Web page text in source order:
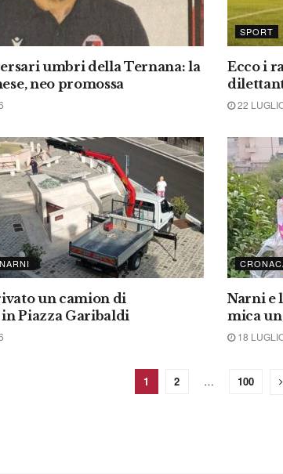
umbri della Ternana: la
neo promossa
SPORT
Ecco i
22
un camion di
in Piazza Garibaldi
Narni e
mica
18
1 2 … 100